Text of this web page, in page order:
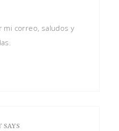
mi correo, saludos y
SAYS